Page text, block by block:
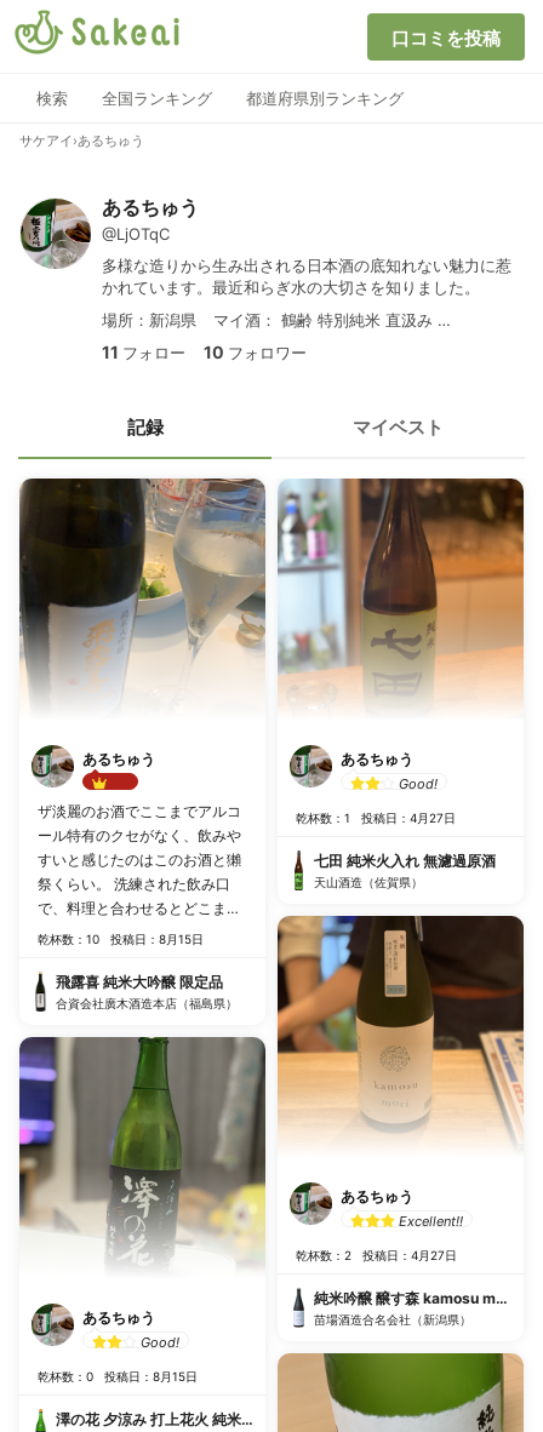
口コミを投稿
検索 全国ランキング 都道府県別ランキング
サケアイ ›あるちゅう
あるちゅう
@LjOTqC
多様な造りから生み出される日本酒の底知れない魅力に惹
かれています。最近和らぎ水の大切さを知りました。
場所：新潟県
マイ酒： 鶴齢 特別純米 直汲み 越淡麗55%
11 フォロー 10 フォロワー
記録 マイベスト
あるちゅう
Best!!
ザ淡麗のお酒でここまでアルコ
ール特有のクセがなく、飲みや
すいと感じたのはこのお酒と獺
祭くらい。 洗練された飲み口
で、料理と合わせるとどこまで
も飲めそうで危険でした。
乾杯数：10 投稿日：8月15日
飛露喜 純米大吟醸 限定品
合資会社廣木酒造本店（福島県）
あるちゅう
Good!
乾杯数：0 投稿日：8月15日
澤の花 夕涼み 打上花火 純米吟醸
あるちゅう
Good!
乾杯数：1 投稿日：4月27日
七田 純米火入れ 無濾過原酒
天山酒造（佐賀県）
あるちゅう
Excellent!!
乾杯数：2 投稿日：4月27日
純米吟醸 醸す森 kamosu mori 生
苗場酒造合名会社（新潟県）